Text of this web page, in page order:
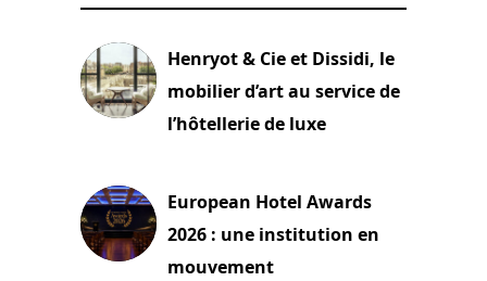
Henryot & Cie et Dissidi, le
mobilier d’art au service de
l’hôtellerie de luxe
European Hotel Awards
2026 : une institution en
mouvement